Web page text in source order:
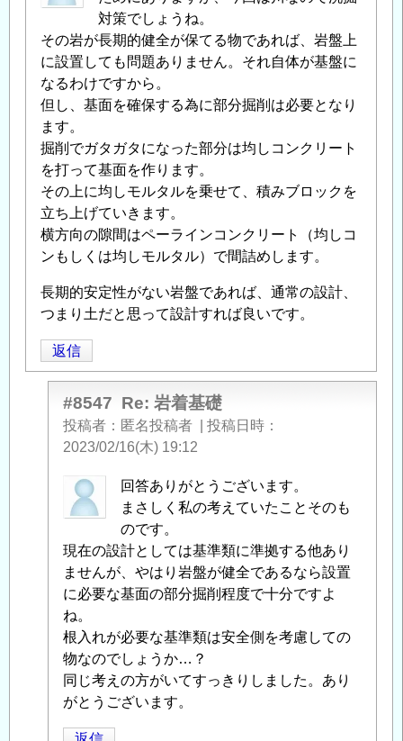
へ
の
返
信
対策でしょうね。
その岩が長期的健全が保てる物であれば、岩盤上
に設置しても問題ありません。それ自体が基盤に
なるわけですから。
但し、基面を確保する為に部分掘削は必要となり
ます。
掘削でガタガタになった部分は均しコンクリート
を打って基面を作ります。
その上に均しモルタルを乗せて、積みブロックを
立ち上げていきます。
横方向の隙間はペーラインコンクリート（均しコ
ンもしくは均しモルタル）で間詰めします。
長期的安定性がない岩盤であれば、通常の設計、
つまり土だと思って設計すれば良いです。
返信
#8547 Re: 岩着基礎
投稿者 匿名投稿者
投稿日時
2023/02/16(木) 19:12
匿
名
稿
者
に
よ
る
「Re:
岩
着
回答ありがとうございます。
まさしく私の考えていたことそのも
のです。
現在の設計としては基準類に準拠する他あり
ませんが、やはり岩盤が健全であるなら設置
に必要な基面の部分掘削程度で十分ですよ
ね。
根入れが必要な基準類は安全側を考慮しての
物なのでしょうか…？
同じ考えの方がいてすっきりしました。あり
がとうございます。